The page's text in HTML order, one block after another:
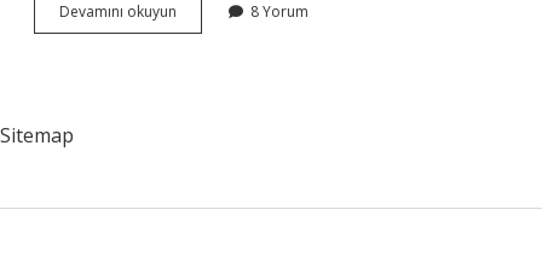
Devamını okuyun
Ne
8 Yorum
Sitemap